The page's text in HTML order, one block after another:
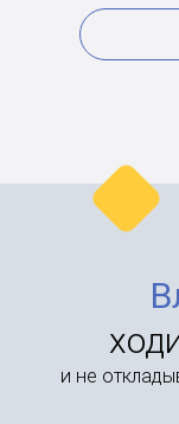
и не